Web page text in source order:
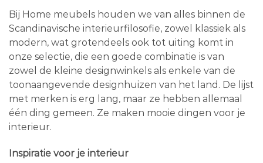
Bij Home meubels houden we van alles binnen de
Scandinavische interieurfilosofie, zowel klassiek als
modern, wat grotendeels ook tot uiting komt in
onze selectie, die een goede combinatie is van
zowel de kleine designwinkels als enkele van de
toonaangevende designhuizen van het land. De lijst
met merken is erg lang, maar ze hebben allemaal
één ding gemeen. Ze maken mooie dingen voor je
interieur.
Inspiratie voor je interieur